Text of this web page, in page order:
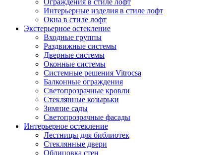
Интерьерные изделия в стиле лофт
Окна в стиле лофт
Экстерьерное остекление
Входные группы
Раздвижные системы
Дверные системы
Оконные системы
Системные решения Vitrocsa
Балконные ограждения
Светопрозрачные кровли
Стеклянные козырьки
Зимние сады
Светопрозрачные фасады
Интерьерное остекление
Лестницы для библиотек
Стеклянные двери
Облицовка стен